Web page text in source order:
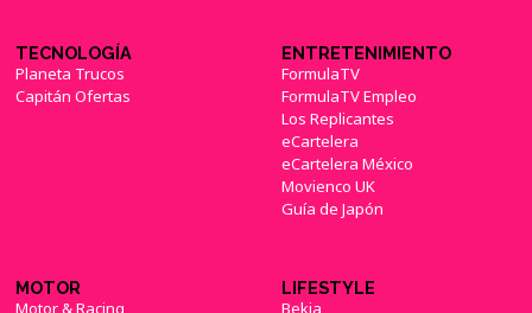
TECNOLOGÍA
Planeta Trucos
Capitán Ofertas
ENTRETENIMIENTO
FormulaTV
FormulaTV Empleo
Los Replicantes
eCartelera
eCartelera México
Movienco UK
Guía de Japón
MOTOR
Motor & Racing
LIFESTYLE
Bekia